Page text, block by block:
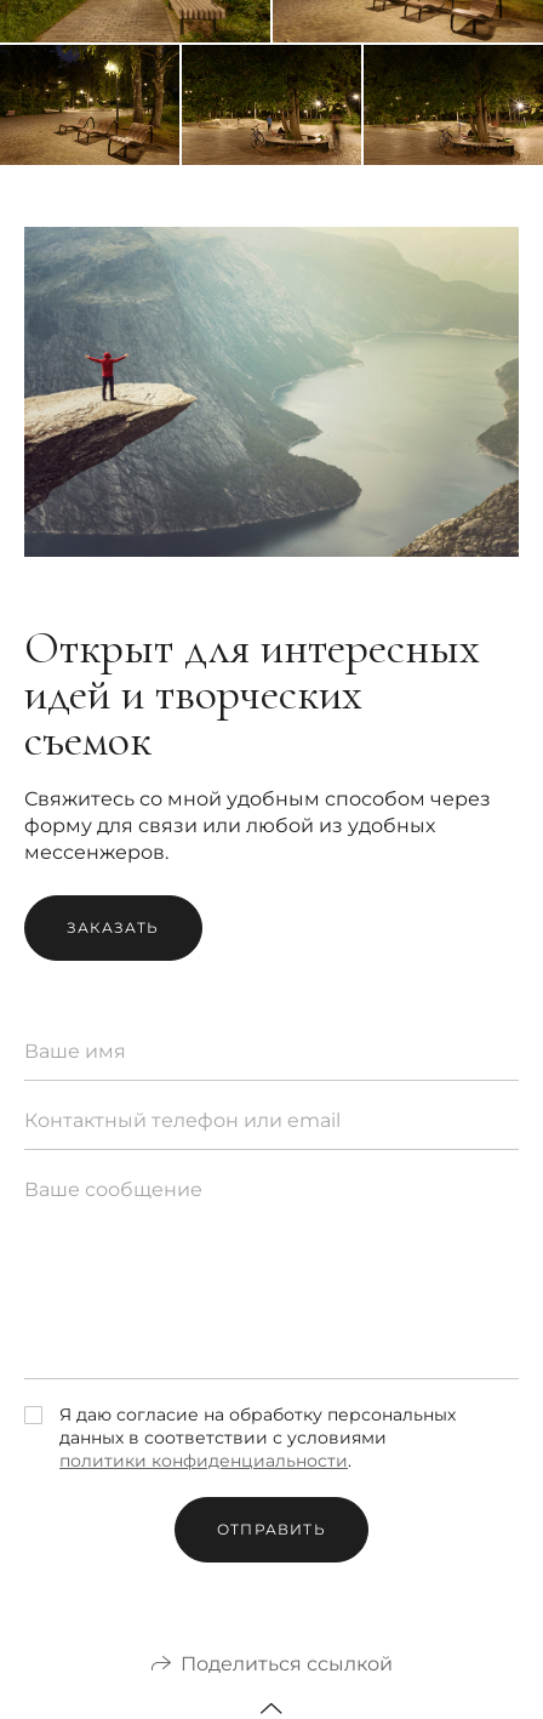
Открыт для интересных
идей и творческих
съемок
Свяжитесь со мной удобным способом через
форму для связи или любой из удобных
мессенжеров.
ЗАКАЗАТЬ
Я даю согласие на обработку персональных
данных в соответствии с условиями
политики конфиденциальности.
ОТПРАВИТЬ
Поделиться ссылкой